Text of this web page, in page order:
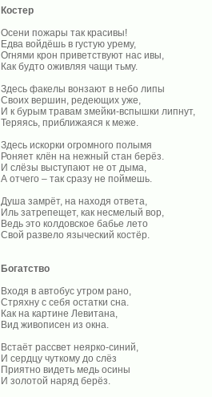
Костер
Осени пожары так красивы!
Едва войдёшь в густую урему,
Огнями крон приветствуют нас ивы,
Как будто оживляя чащи тьму.
Здесь факелы вонзают в небо липы
Своих вершин, редеющих уже,
И к бурым травам змейки-вспышки липнут,
Теряясь, приближаяся к меже.
Здесь искорки огромного полымя
Роняет клён на нежный стан берёз.
И слёзы выступают не от дыма,
А отчего – так сразу не поймешь.
Душа замрёт, на находя ответа,
Иль затрепещет, как несмелый вор,
Ведь это колдовское бабье лето
Свой развело языческий костёр.
Богатство
Входя в автобус утром рано,
Стряхну с себя остатки сна.
Как на картине Левитана,
Вид живописен из окна.
Встаёт рассвет неярко-синий,
И сердцу чуткому до слёз
Приятно видеть медь осины
И золотой наряд берёз.